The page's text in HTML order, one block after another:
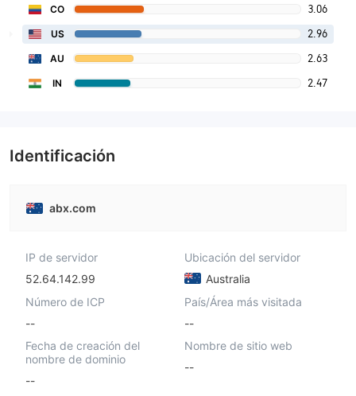
CO 3.06
US 2.96
AU 2.63
IN 2.47
Identificación
abx.com
IP de servidor
52.64.142.99
Ubicación del servidor
Australia
Número de ICP
--
País/Área más visitada
--
Fecha de creación del
nombre de dominio
--
Nombre de sitio web
--